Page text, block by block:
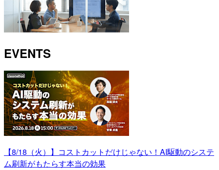
EVENTS
【8/18（火）】コストカットだけじゃない！AI駆動のシステ
ム刷新がもたらす本当の効果